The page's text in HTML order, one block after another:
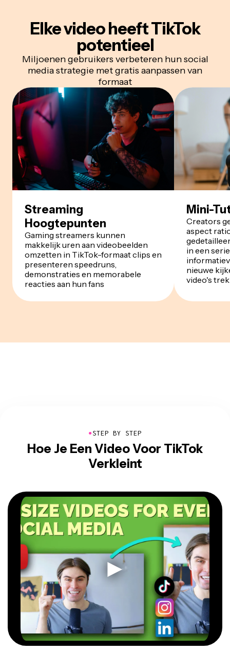
Elke videoheeft TikTok
potentieel
Miljoenen gebruikers verbeteren hun social
media strategie met gratis aanpassen van
formaat
Streaming
Hoogtepunten
Gaming streamers kunnen
makkelijk uren aan videobeelden
omzetten in TikTok-formaat clips en
presenteren speedruns,
demonstraties en memorabele
reacties aan hun fans
Mini-
Creators
aspect
in een
nieuwe
video's
●STEP BY STEP
Hoe Je Een Video Voor TikTok
Verkleint